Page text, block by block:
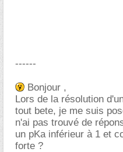
------
Bonjour ,
Lors de la résolution
tout bete, je me suis
n'ai pas trouvé de
un pKa inférieur à 1 et
forte ?